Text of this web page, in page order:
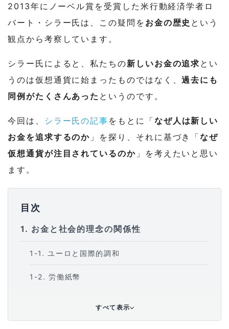
2013年にノーベル賞を受賞した米行動経済学者ロ
バート・シラー氏は、この疑問を お金の歴史 という
観点から考察しています。
シラー氏によると、私たちの新しいお金の追求 とい
うのは仮想通貨に始まったものではなく、過去にも
同例がたくさんあった というのです。
今回は、 シラー氏の記事 をもとに「なぜ人は新しい
お金を追求するのか 」を探り、それに基づき「なぜ
仮想通貨が注目されているのか 」を考えたいと思い
ます。
目次
1 お金と社会的理念の関係性
1-1 ユーロと国際的調和
1-2 労働紙幣
1-4 テクノクラシー
すべて表示